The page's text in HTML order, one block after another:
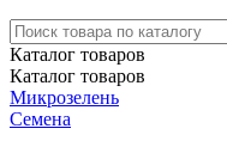
Каталог товаров
Каталог товаров
Микрозелень
Семена